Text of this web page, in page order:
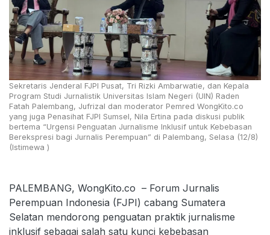
Sekretaris Jenderal FJPI Pusat, Tri Rizki Ambarwatie, dan Kepala
Program Studi Jurnalistik Universitas Islam Negeri (UIN) Raden
Fatah Palembang, Jufrizal dan moderator Pemred WongKito.co
yang juga Penasihat FJPI Sumsel, Nila Ertina pada diskusi publik
bertema “Urgensi Penguatan Jurnalisme Inklusif untuk Kebebasan
Berekspresi bagi Jurnalis Perempuan” di Palembang, Selasa (12/8)
(Istimewa )
PALEMBANG, WongKito.co – Forum Jurnalis
Perempuan Indonesia (FJPI) cabang Sumatera
Selatan mendorong penguatan praktik jurnalisme
inklusif sebagai salah satu kunci kebebasan